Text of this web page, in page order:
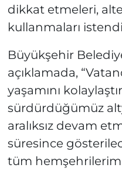
dikkat etmeleri,
kullanmaları
Büyükşehir
açıklamada,
yaşamını
sürdürdüğümüz
aralıksız devam
süresince
tüm